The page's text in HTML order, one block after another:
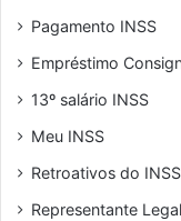
Pagamento INSS
Empréstimo
13º salário INSS
Meu INSS
Retroativos do INSS
Representante